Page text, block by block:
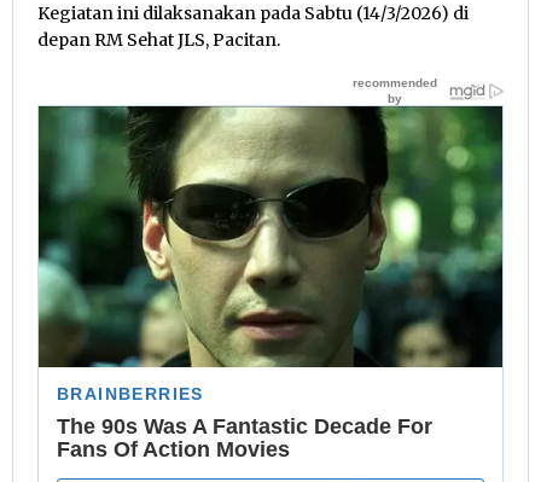
Kegiatan ini dilaksanakan pada Sabtu (14/3/2026) di
depan RM Sehat JLS, Pacitan.